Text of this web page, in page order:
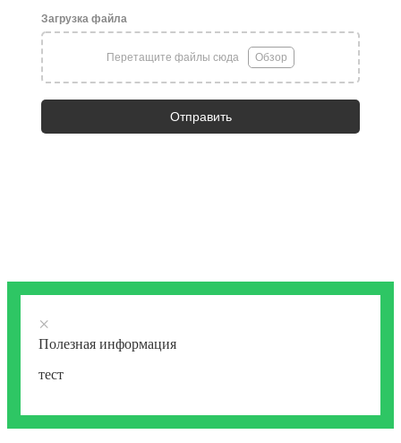
Загрузка файла
Перетащите файлы сюда Обзор
Отправить
×
Полезная информация
тест